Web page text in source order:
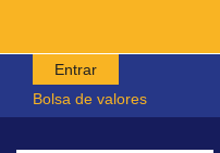
Passar para o conteúdo principal
Entrar
Bolsa de valores